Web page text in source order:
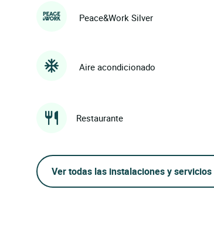
Peace&Work Silver
Aire acondicionado
Restaurante
Ver todas las instalaciones y servicios